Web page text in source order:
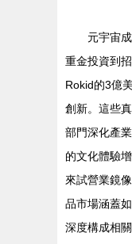
元宇宙
重金投資到
Rokid的3億
創新。這些
部門深化產
的文化體驗
來試營業鏡
品市場涵蓋
深度構成相